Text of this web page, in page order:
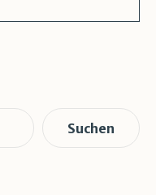
Suchen